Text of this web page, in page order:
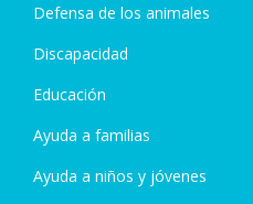
Defensa de los animales
Discapacidad
Educación
Ayuda a familias
Ayuda a niños y jóvenes